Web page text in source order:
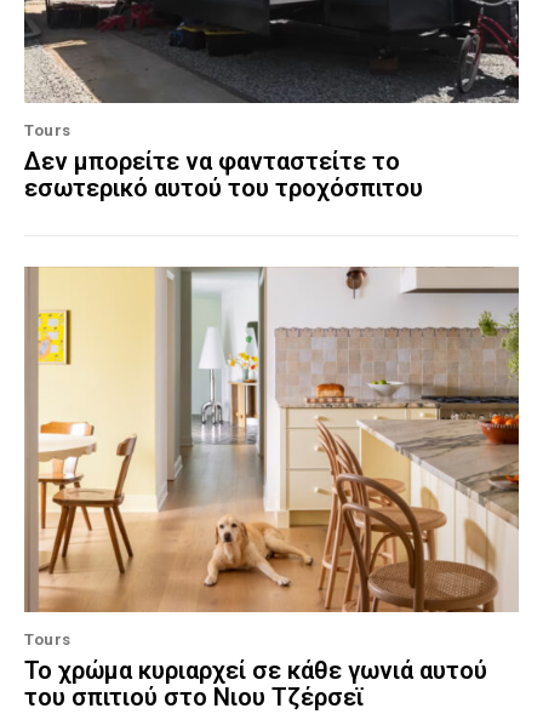
Tours
Δεν μπορείτε να φανταστείτε το
εσωτερικό αυτού του τροχόσπιτου
Tours
Το χρώμα κυριαρχεί σε κάθε γωνιά αυτού
του σπιτιού στο Νιου Τζέρσεϊ